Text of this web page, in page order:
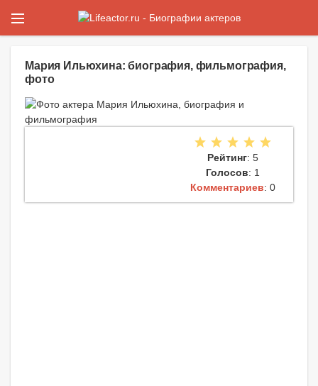
Мария Ильюхина: биография, фильмография,
фото
Рейтинг: 5
Голосов: 1
Комментариев: 0